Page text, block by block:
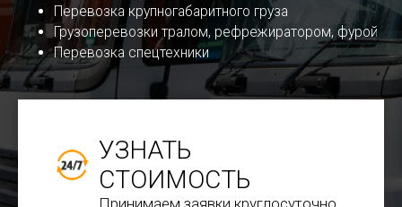
Перевозка крупногабаритного груза
Грузоперевозки тралом, рефрежиратором, фурой
Перевозка спецтехники
УЗНАТЬ
СТОИМОСТЬ